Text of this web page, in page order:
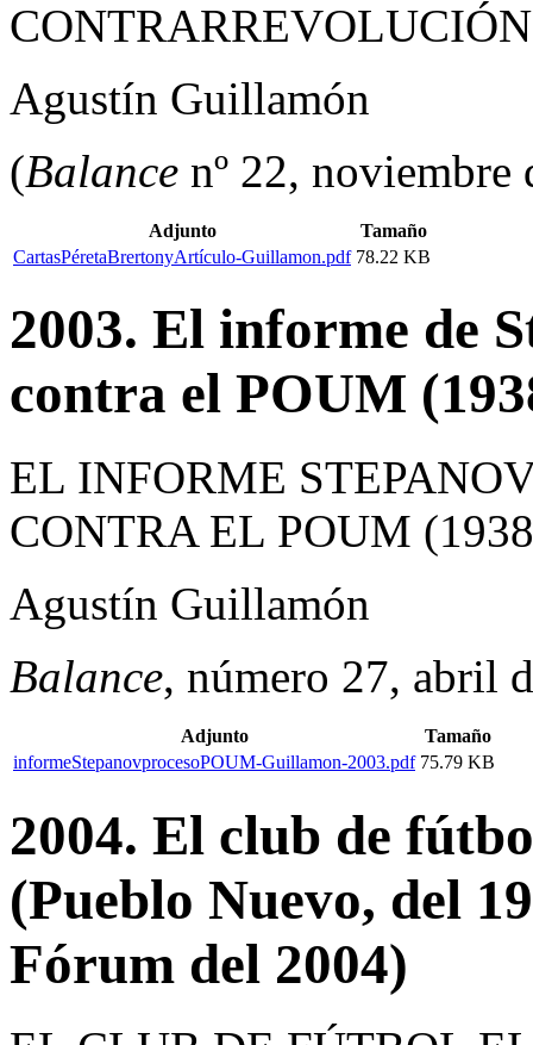
Agustín Guillamón
(Balance nº 22, noviembre
Adjunto
Tamaño
CartasPéretaBrertonyArtículo-Guillamon.pdf 78.22 KB
2003. El informe de
contra el POUM
EL INFORME
CONTRA EL POUM
Agustín Guillamón
Balance, número 27, abril
Adjunto
Tamaño
informeStepanovprocesoPOUM-Guillamon-2003.pdf 75.79 KB
2004. El club de
(Pueblo Nuevo, del
Fórum del 2004)